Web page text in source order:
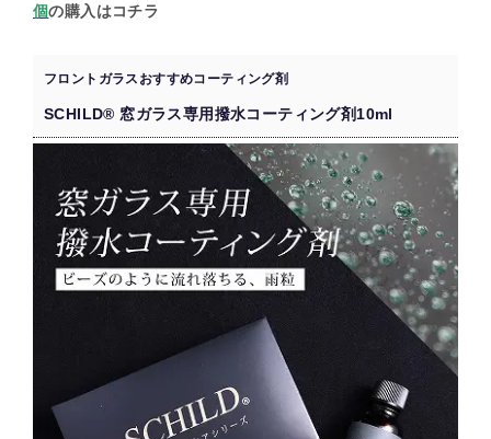
個の購入はコチラ
フロントガラスおすすめコーティング剤
SCHILD® 窓ガラス専用撥水コーティング剤10ml